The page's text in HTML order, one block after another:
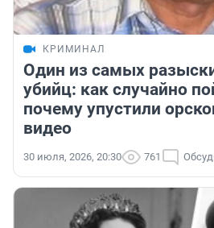
КРИМИНАЛ
Один из самых
убийц: как случайно
почему упустили
видео
30 июля, 2026, 20:30 761